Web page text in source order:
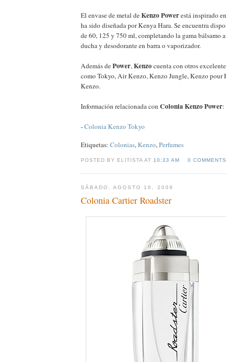
El envase de metal deKenzo Powerestá inspirado
ha sido diseñada por Kenya Hara. Se encuentra
de 60, 125 y 750 ml, completando la gama bálsamo
ducha y desodorante en barra o vaporizador.
Además dePower,Kenzocuenta con otros
como Tokyo, Air Kenzo, Kenzo Jungle, Kenzo pour
Kenzo.
Información relacionada con Colonia Kenzo Power:
-Colonia Kenzo Tokyo
Etiquetas: Colonias,Kenzo,Perfumes
POSTED BY ELITISTA AT 10:33 AM 0 COMMENTS
SÁBADO, AGOSTO 16, 2008
Colonia Cartier Roadster